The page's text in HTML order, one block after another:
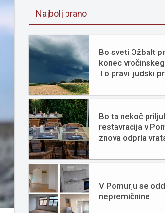
Najbolj brano
Bo sveti Ožbalt
konec
To pravi ljudski
Bo ta nekoč
restavracija v
znova odprla
V Pomurju se
nepremičnine